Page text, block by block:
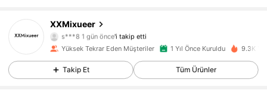
XXMixueer
4,94
1.1K Takipçiler
s***8 1 gün önce'i takip etti
Yüksek Tekrar Eden Müşteriler 1 Yıl Önce Kuruldu 9.3K
Takip Et Tüm Ürünler